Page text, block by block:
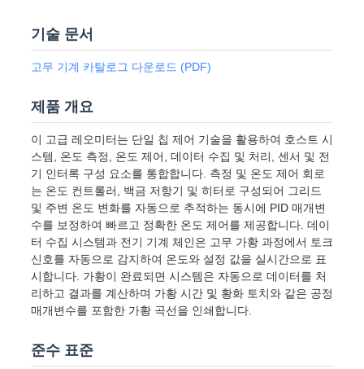
기술 문서
고무 기계 카탈로그 다운로드 (PDF)
제품 개요
이 고급 레오미터는 단일 칩 제어 기술을 활용하여 호스트 시
스템, 온도 측정, 온도 제어, 데이터 수집 및 처리, 센서 및 전
기 인터록 구성 요소를 통합합니다. 측정 및 온도 제어 회로
는 온도 컨트롤러, 백금 저항기 및 히터로 구성되어 그리드
및 주변 온도 변화를 자동으로 추적하는 동시에 PID 매개변
수를 보정하여 빠르고 정확한 온도 제어를 제공합니다. 데이
터 수집 시스템과 전기 기계 체인은 고무 가황 과정에서 토크
신호를 자동으로 감지하여 온도와 설정 값을 실시간으로 표
시합니다. 가황이 완료되면 시스템은 자동으로 데이터를 처
리하고 결과를 계산하며 가황 시간 및 황화 토치와 같은 공정
매개변수를 포함한 가황 곡선을 인쇄합니다.
준수 표준